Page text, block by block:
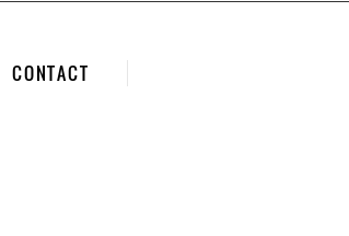
CONTACT